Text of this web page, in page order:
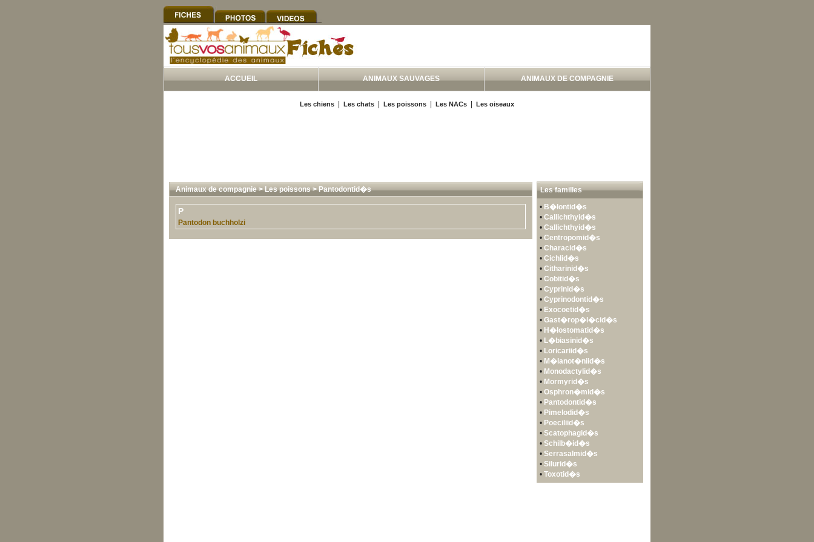
ACCUEIL ANIMAUX SAUVAGES ANIMAUX DE COMPAGNIE
Les chiens Les chats Les poissons Les NACs Les oiseaux
Animaux de compagnie>Les poissons>Pantodontid�s
P
Pantodon buchholzi
Les familles
• B�lontid�s
•Callichthyid�s
•Callichthyid�s
•Centropomid�s
•Characid�s
•Cichlid�s
•Citharinid�s
•Cobitid�s
•Cyprinid�s
•Cyprinodontid�s
• Exocoetid�s
•Gast�rop�l�cid�s
• H�lostomatid�s
• L�biasinid�s
• Loricariid�s
• M�lanot�niid�s
• Monodactylid�s
• Mormyrid�s
•Osphron�mid�s
• Pantodontid�s
• Pimelodid�s
• Poeciliid�s
•Scatophagid�s
•Schilb�id�s
•Serrasalmid�s
•Silurid�s
•Toxotid�s